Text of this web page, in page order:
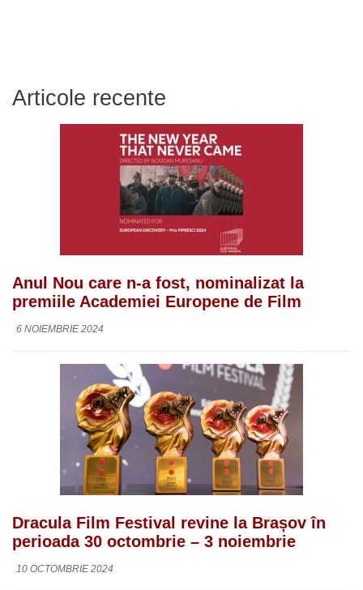
Articole recente
Anul Nou care n-a fost, nominalizat la
premiile Academiei Europene de Film
6 NOIEMBRIE 2024
Dracula Film Festival revine la Brașov în
perioada 30 octombrie – 3 noiembrie
10 OCTOMBRIE 2024